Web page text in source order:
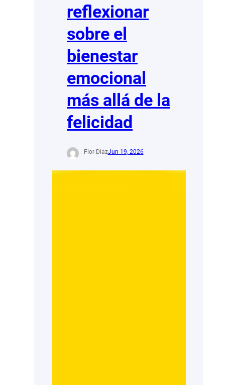
reflexionar
sobre el
bienestar
emocional
más allá de la
felicidad
Flor DíazJun 19, 2026